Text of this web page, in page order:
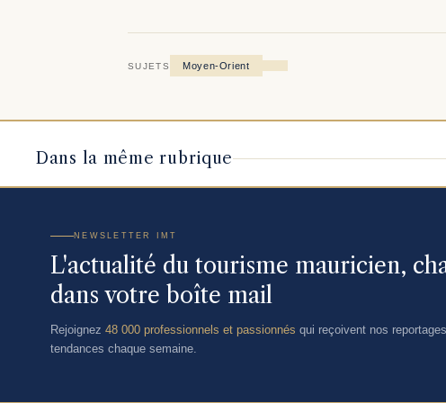
SUJETS Moyen-Orient
Dans la même rubrique
NEWSLETTER IMT
L'actualité du tourisme mauricien,
dans votre boîte mail
Rejoignez 48 000 professionnels et passionnés qui reçoivent nos
tendances chaque semaine.